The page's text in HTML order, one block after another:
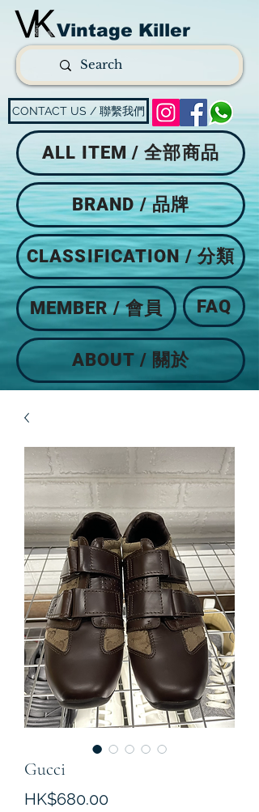
Vintage Killer
CONTACT US / 聯繫我們
ALL ITEM / 全部商品
BRAND / 品牌
CLASSIFICATION / 分類
MEMBER / 會員 FAQ
ABOUT / 關於
Gucci
HK$680.00價